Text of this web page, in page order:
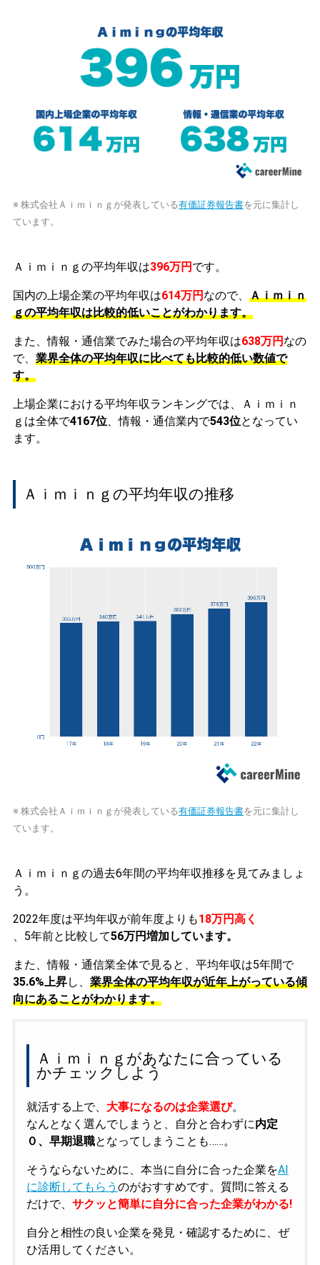
※ 株式会社Ａｉｍｉｎｇが発表している有価証券報告書を元に集計し
ています。
Ａｉｍｉｎｇの平均年収は396万円 です。
国内の上場企業の平均年収は614万円 なので、 Ａｉｍｉｎ
ｇの平均年収は比較的低いことがわかります。
また、情報・通信業でみた場合の平均年収は638万円 なの
で、 業界全体の平均年収に比べても比較的低い数値で
す。
上場企業における平均年収ランキングでは、Ａｉｍｉｎ
ｇは全体で4167位、情報・通信業内で543位となってい
ます。
Ａｉｍｉｎｇの平均年収の推移
※ 株式会社Ａｉｍｉｎｇが発表している有価証券報告書を元に集計し
ています。
Ａｉｍｉｎｇの過去6年間の平均年収推移を見てみましょ
う。
2022年度は平均年収が前年度よりも18万円高く
、5年前と比較して56万円増加しています。
また、情報・通信業全体で見ると、平均年収は5年間で
35.6%上昇し、 業界全体の平均年収が近年上がっている傾
向にあることがわかります。
Ａｉｍｉｎｇがあなたに合っている
かチェックしよう
就活する上で、 大事になるのは企業選び。
なんとなく選んでしまうと、自分と合わずに内定
０、早期退職となってしまうことも……。
そうならないために、本当に自分に合った企業をAI
に診断してもらう のがおすすめです。質問に答える
だけで、 サクッと簡単に自分に合った企業がわかる!
自分と相性の良い企業を発見・確認するために、ぜ
ひ活用してください。